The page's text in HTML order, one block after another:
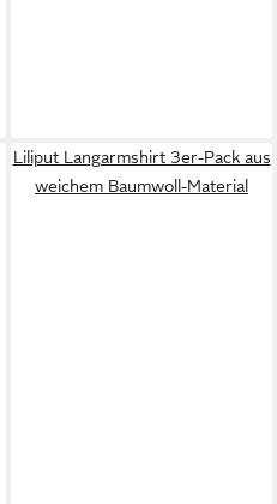
Liliput Langarmshirt 3er-Pack aus
weichem Baumwoll-Material